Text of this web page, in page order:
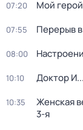
07:20 Мой герой
07:55 Перерыв
08:00
10:10 Доктор И...
10:35 Женская
3-я